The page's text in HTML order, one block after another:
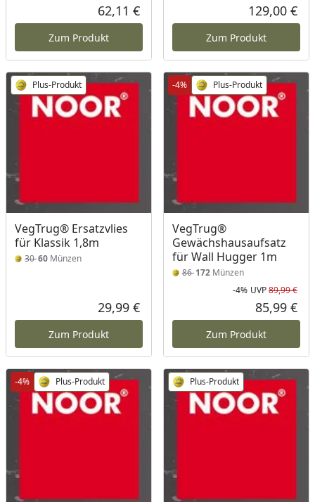
Aktueller Preis
62,11 €
Zum Produkt
129,00 €
Zum Produkt
Plus-Produkt
VegTrug® Ersatzvlies
für Klassik 1,8m
3060 Münzen
Aktueller Preis
29,99 €
Zum Produkt
-4% Plus-Produkt
VegTrug®
Gewächshausaufsatz
für Wall Hugger 1m
86172Münzen
-4% UVP89,99 €
85,99 €
Zum Produkt
-4% Plus-Produkt Plus-Produkt